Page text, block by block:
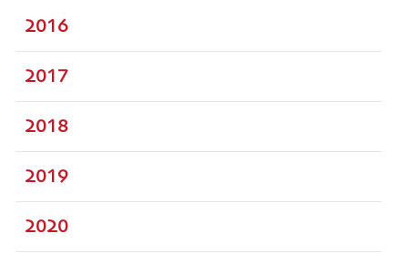
2016
2017
2018
2019
2020